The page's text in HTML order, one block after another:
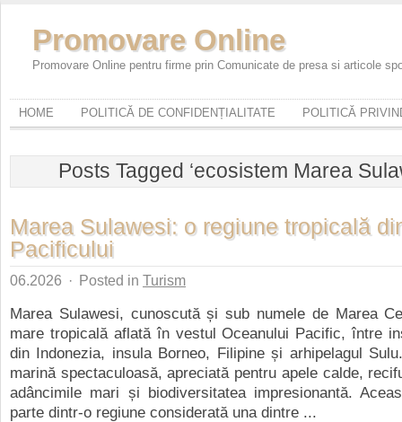
Promovare Online
Promovare Online pentru firme prin Comunicate de presa si articole
HOME POLITICĂ DE CONFIDENȚIALITATE POLITICĂ
Posts Tagged ‘ecosistem Marea
Marea Sulawesi: o regiune tropicală
Pacificului
06.2026 · Posted in Turism
Marea Sulawesi, cunoscută și sub numele de Marea
mare tropicală aflată în vestul Oceanului Pacific, între
din Indonezia, insula Borneo, Filipine și arhipelagul
marină spectaculoasă, apreciată pentru apele calde,
adâncimile mari și biodiversitatea impresionantă.
parte dintr-o regiune considerată una dintre ...